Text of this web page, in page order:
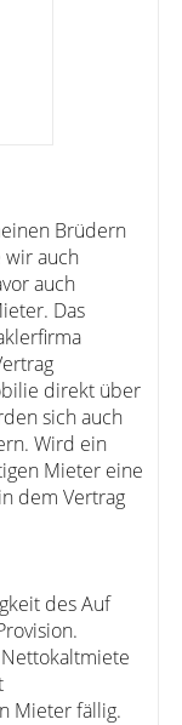
Brüdern
auch
auch
Das
direkt über
sich auch
Wird ein
Mieter eine
dem Vertrag
des Auf
Mieter fällig.